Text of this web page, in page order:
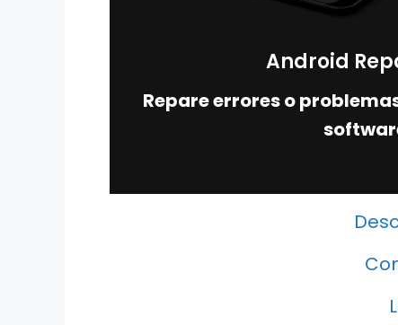
Android
Repare errores o